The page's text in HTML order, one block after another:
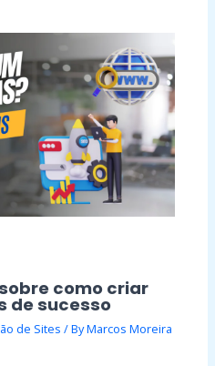
como criar
de sucesso
de Sites / ByMarcos Moreira